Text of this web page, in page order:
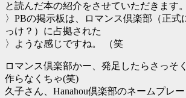
と読んだ本の紹介をさせていただきます。
〉PBの掲示板は、ロマンス倶楽部（正式
っけ？）に占拠された
〉ような感じですね。 （笑
ロマンス倶楽部かー、発足したらさっそ
作らなくちゃ(笑)
久子さん、Hanahou倶楽部のネームプレ